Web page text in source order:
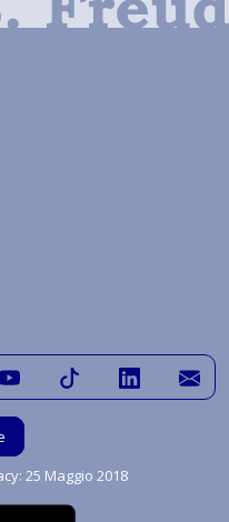
25 Maggio 2018